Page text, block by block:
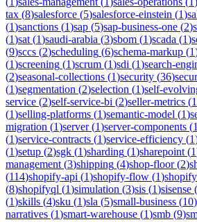
tax (8)salesforce (5)salesforce-einstein (1)
(1)sanctions (1)sap (5)sap-business-one (2)
(1)sat (1)saudi-arabia (3)sbom (1)scada (1)
(9)sccs (2)scheduling (6)schema-markup (1
(1)screening (1)scrum (1)sdi (1)search-
(2)seasonal-collections (1)security (36)
(1)segmentation (2)selection (1)self-
service (2)self-service-bi (2)seller-metrics (1
(1)selling-platforms (1)semantic-model (1)
migration (1)server(1)server-components (1
(1)service-contracts (1)service-efficiency (1
(1)setup (2)sgk (1)sharding (1)sharepoint (1
management (3)shipping (4)shop-floor(2)
(114)shopify-api (1)shopify-flow (1)
(8)shopifyql (1)simulation (3)sis (1)sisense (
(1)skills (4)sku (1)sla (5)small-business (10)
narratives (1)smart-warehouse (1)smb (9)